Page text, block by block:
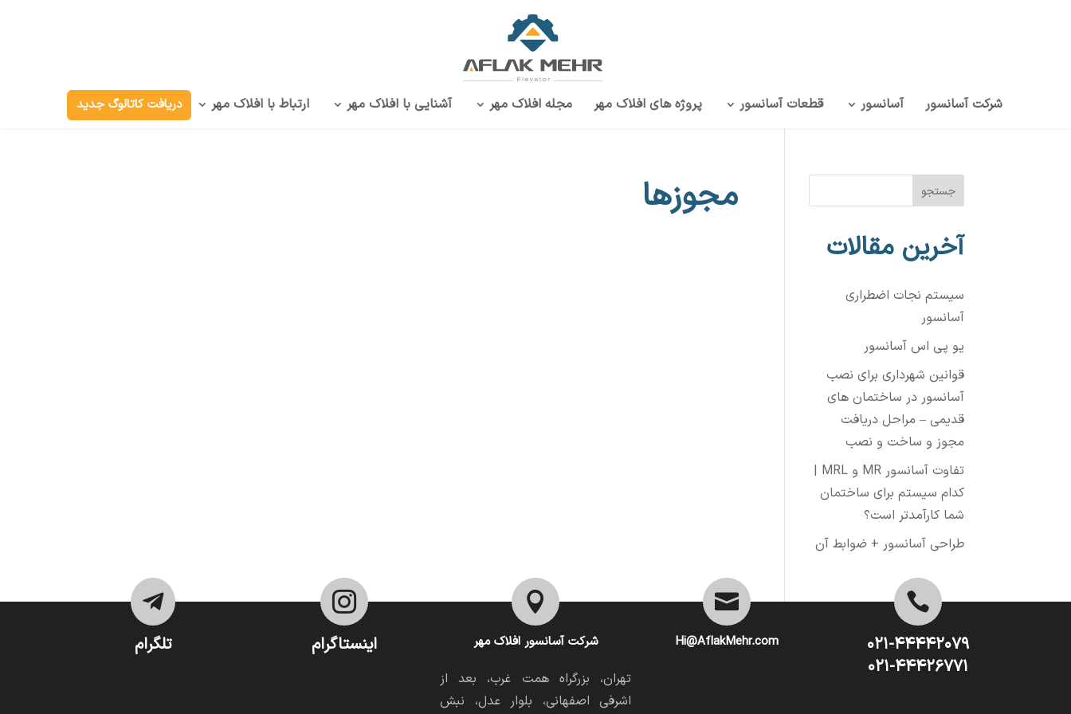
شرکت آسانسور آسانسور قطعات آسانسور پروژه‌ های افلاک مهر مجله افلاک مهر آشنایی با افلاک مهر ارتباط با افلاک مهر دریافت کاتالوگ جدید
مجوزها جستجو
آخرین مقالات
سیستم نجات اضطراری
آسانسور
یو پی اس آسانسور
قوانین شهرداری برای نصب
آسانسور در ساختمان های
قدیمی – مراحل دریافت
مجوز و ساخت و نصب
تفاوت آسانسور MR و MRL |
کدام سیستم برای ساختمان
شما کارآمدتر است؟
طراحی آسانسور + ضوابط آن

۰۲۱-۴۴۴۴۲۰۷۹
۰۲۱-۴۴۴۲۶۷۷۱

Hi@AflakMehr.com

شرکت آسانسور افلاک مهر
تهران، بزرگراه همت غرب، بعد از
اشرفی اصفهانی، بلوار عدل، نبش

اینستاگرام

تلگرام